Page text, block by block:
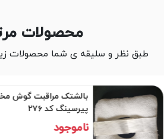
محصولات
طبق نظر و سلیقه ی شما محصولات
بالشتک مراقبت گوش
پیرسینگ کد ۲۷۶
ناموجود